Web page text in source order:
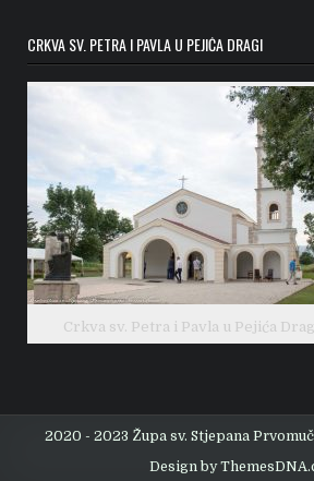
CRKVA SV. PETRA I PAVLA U PEJIĆA DRAGI
Crkva sv. Petra i Pavla u Pejića
2020 - 2023 Župa sv. Stjepana
Design by